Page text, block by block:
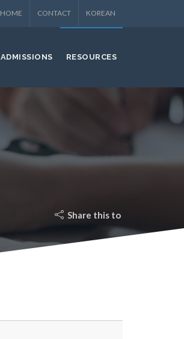
HOME CONTACT KOREAN
ADMISSIONS RESOURCES
Share this to